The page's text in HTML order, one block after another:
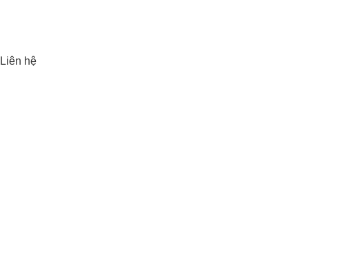
Liên hệ